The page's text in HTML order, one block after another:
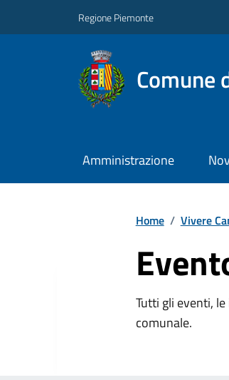
Regione Piemonte
Comune
Amministrazione
Home / Vivere
Tutti gli eventi,
comunale.